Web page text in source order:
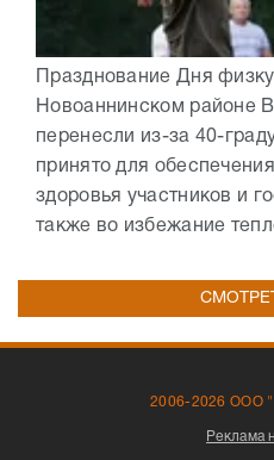
Празднование Дня
Новоаннинском районе
перенесли из-за 40-
принято для
здоровья участников и
также во избежание
2006-2026 ООО
Реклама